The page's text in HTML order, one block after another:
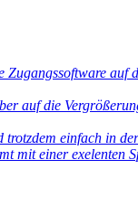
auf die
einfach in
einer exelenten